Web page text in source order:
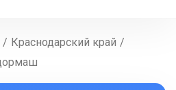
/ Краснодарский край /